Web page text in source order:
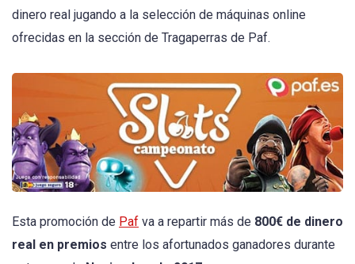
dinero real jugando a la selección de máquinas online
ofrecidas en la sección de Tragaperras de Paf.
Esta promoción de Paf va a repartir más de 800€ de dinero
real en premios entre los afortunados ganadores durante